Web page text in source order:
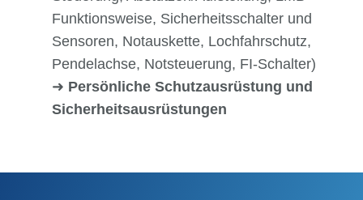
Funktionsweise, Sicherheitsschalter und
Sensoren, Notauskette, Lochfahrschutz,
Pendelachse, Notsteuerung, FI-Schalter)
➜ Persönliche Schutzausrüstung und
Sicherheitsausrüstungen